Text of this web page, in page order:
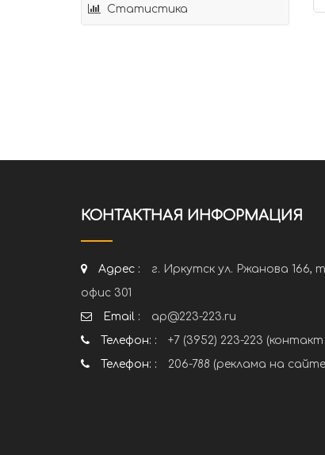
Статистика
КОНТАКТНАЯ ИНФОРМАЦИЯ
Адрес :
г. Иркутск ул. Ржанова 166,
офис 301
Email :
ap@223-223.ru
Телефон: :
+7 (3952) 223-223
Телефон: :
206-788 (реклама на